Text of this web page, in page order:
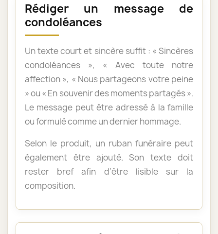
Rédiger un message de
condoléances
Un texte court et sincère suffit : « Sincères
condoléances », « Avec toute notre
affection », « Nous partageons votre peine
» ou « En souvenir des moments partagés ».
Le message peut être adressé à la famille
ou formulé comme un dernier hommage.
Selon le produit, un ruban funéraire peut
également être ajouté. Son texte doit
rester bref afin d’être lisible sur la
composition.